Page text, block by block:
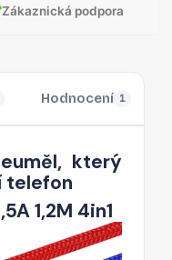
Zákaznická podpora
Hodnocení 1
který
telefon
1,2M 4in1